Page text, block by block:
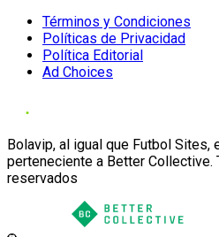
Términos y Condiciones
Políticas de Privacidad
Política Editorial
Ad Choices
Bolavip, al igual que Futbol Sites,
perteneciente a Better Collective.
reservados